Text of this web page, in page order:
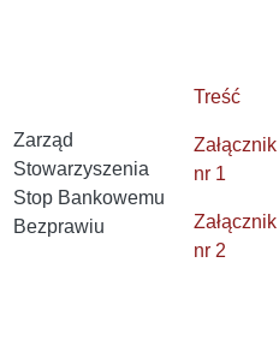
Zarząd
Stowarzyszenia
Stop Bankowemu
Bezprawiu
Treść
Załącznik
nr 1
Załącznik
nr 2